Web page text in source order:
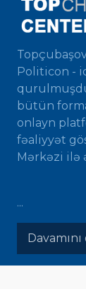
Politicon -
bütün
onlayn
fəaliyyət
Mərkəzi ilə
...
Davamını